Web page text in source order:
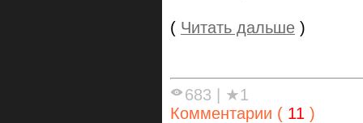
( Читать дальше )
683
★1
Комментарии ( 11 )